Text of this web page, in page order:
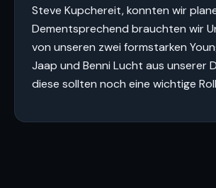
Steve Kupchereit, konnten wir
Dementsprechend brauchten wir
von unseren zwei formstarken
Jaap und Benni Lucht aus unserer
diese sollten noch eine wichtige